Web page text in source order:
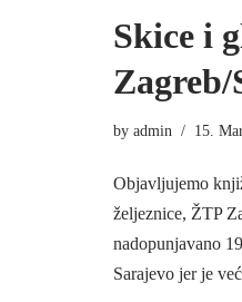
Skice i
Zagreb/
by admin 15.
Objavljujemo
željeznice, ŽTP
nadopunjavano
Sarajevo jer je